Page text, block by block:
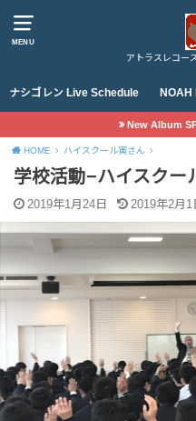
MENU
アトラスレコー
ナシゴレン Live Schedule NOAH
New Album
HOME ハイスクール寅さん
学校活動−ハイスクー
2019年1月24日 2019年2月1